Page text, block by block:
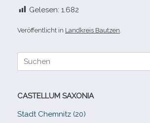
Gelesen: 1.682
Veröffentlicht in Landkreis Bautzen
Suche
CASTELLUM SAXONIA
Stadt Chemnitz (20)